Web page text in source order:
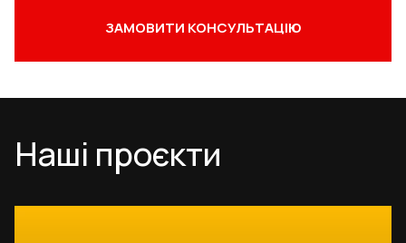
ЗАМОВИТИ КОНСУЛЬТАЦІЮ
Наші проєкти